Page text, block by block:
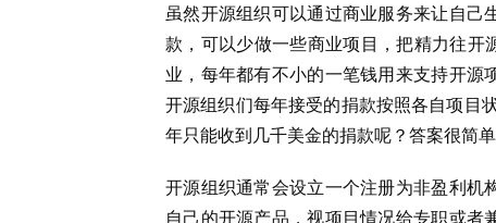
虽然开源组织可以通过商业服务来让自己
款，可以少做一些商业项目，把精力往开
业，每年都有不小的一笔钱用来支持开源
开源组织们每年接受的捐款按照各自项目
年只能收到几千美金的捐款呢？答案很简
开源组织通常会设立一个注册为非盈利机
自己的开源产品，视项目情况给专职或者